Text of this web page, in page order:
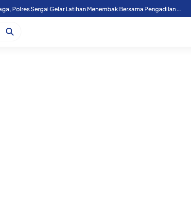
Pererat Sinergi Lembaga, Polres Sergai Gelar Latihan Menembak Bersama Pengadilan Agama
Atasi Laka Kereta Api, Lintasan Sebidang KM 36+000 Perbaungan Akan Ditutup Permanen